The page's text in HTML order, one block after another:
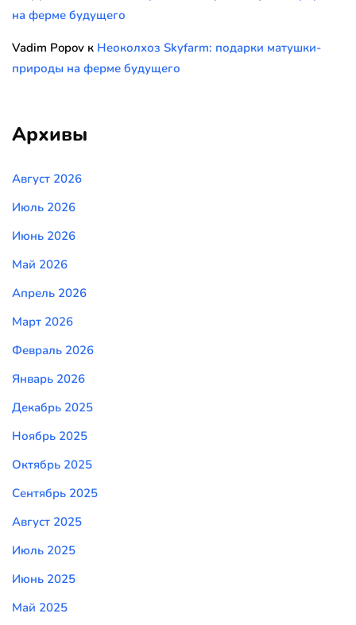
на ферме будущего
Vadim Popov к Неоколхоз Skyfarm: подарки матушки-
природы на ферме будущего
Архивы
Август 2026
Июль 2026
Июнь 2026
Май 2026
Апрель 2026
Март 2026
Февраль 2026
Январь 2026
Декабрь 2025
Ноябрь 2025
Октябрь 2025
Сентябрь 2025
Август 2025
Июль 2025
Июнь 2025
Май 2025